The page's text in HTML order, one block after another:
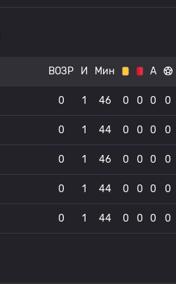
ВОЗР И Мин А
0 1 46 0 0 0 0
0 1 44 0 0 0 0
0 1 46 0 0 0 0
0 1 44 0 0 0 0
0 1 44 0 0 0 0